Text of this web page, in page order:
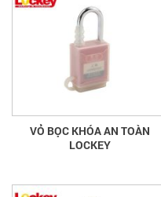
VỎ BỌC KHÓA AN TOÀN
LOCKEY